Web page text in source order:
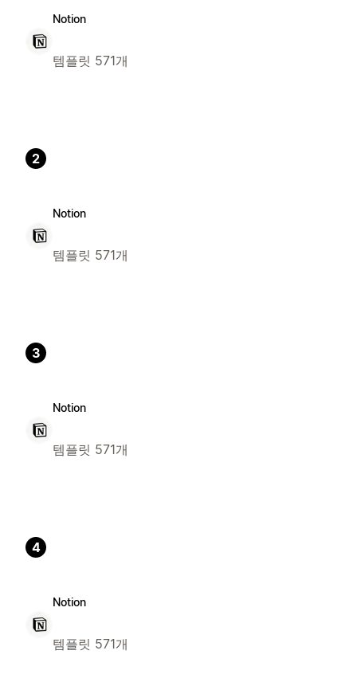
Notion
템플릿 571개
2
Notion
템플릿 571개
3
Notion
템플릿 571개
4
Notion
템플릿 571개